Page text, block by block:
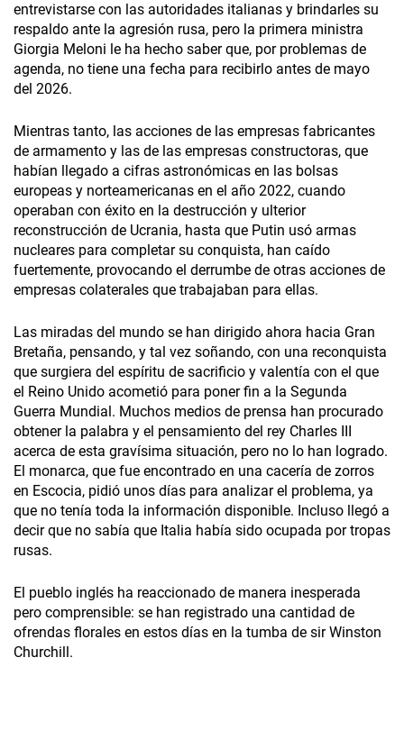
entrevistarse con las autoridades italianas y brindarles su
respaldo ante la agresión rusa, pero la primera ministra
Giorgia Meloni le ha hecho saber que, por problemas de
agenda, no tiene una fecha para recibirlo antes de mayo
del 2026.
Mientras tanto, las acciones de las empresas fabricantes
de armamento y las de las empresas constructoras, que
habían llegado a cifras astronómicas en las bolsas
europeas y norteamericanas en el año 2022, cuando
operaban con éxito en la destrucción y ulterior
reconstrucción de Ucrania, hasta que Putin usó armas
nucleares para completar su conquista, han caído
fuertemente, provocando el derrumbe de otras acciones de
empresas colaterales que trabajaban para ellas.
Las miradas del mundo se han dirigido ahora hacia Gran
Bretaña, pensando, y tal vez soñando, con una reconquista
que surgiera del espíritu de sacrificio y valentía con el que
el Reino Unido acometió para poner fin a la Segunda
Guerra Mundial. Muchos medios de prensa han procurado
obtener la palabra y el pensamiento del rey Charles III
acerca de esta gravísima situación, pero no lo han logrado.
El monarca, que fue encontrado en una cacería de zorros
en Escocia, pidió unos días para analizar el problema, ya
que no tenía toda la información disponible. Incluso llegó a
decir que no sabía que Italia había sido ocupada por tropas
rusas.
El pueblo inglés ha reaccionado de manera inesperada
pero comprensible: se han registrado una cantidad de
ofrendas florales en estos días en la tumba de sir Winston
Churchill.